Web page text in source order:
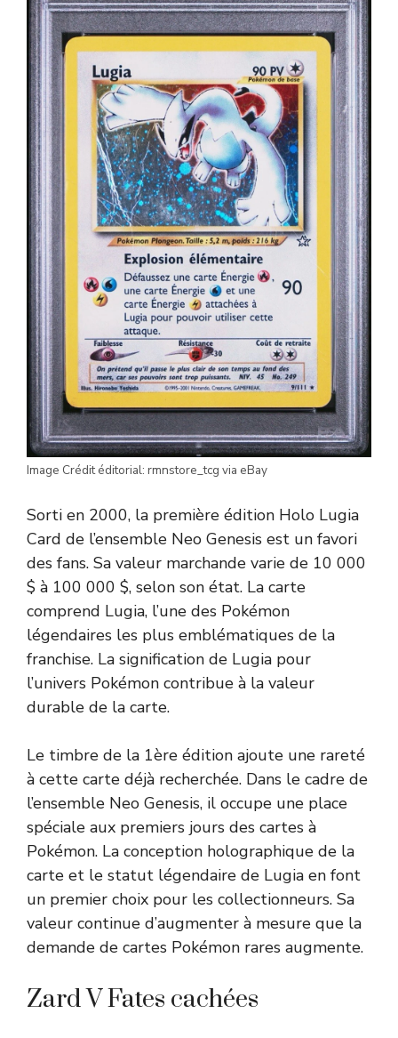
Image Crédit éditorial: rmnstore_tcg via eBay
Sorti en 2000, la première édition Holo Lugia
Card de l’ensemble Neo Genesis est un favori
des fans. Sa valeur marchande varie de 10 000
$ à 100 000 $, selon son état. La carte
comprend Lugia, l’une des Pokémon
légendaires les plus emblématiques de la
franchise. La signification de Lugia pour
l’univers Pokémon contribue à la valeur
durable de la carte.
Le timbre de la 1ère édition ajoute une rareté
à cette carte déjà recherchée. Dans le cadre de
l’ensemble Neo Genesis, il occupe une place
spéciale aux premiers jours des cartes à
Pokémon. La conception holographique de la
carte et le statut légendaire de Lugia en font
un premier choix pour les collectionneurs. Sa
valeur continue d’augmenter à mesure que la
demande de cartes Pokémon rares augmente.
Zard V Fates cachées